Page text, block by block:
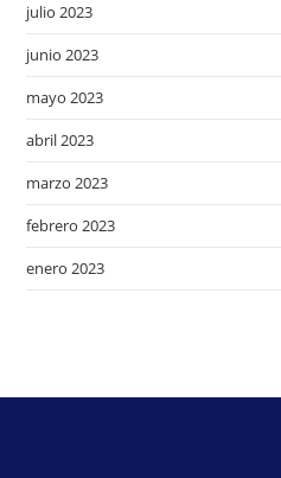
julio 2023
junio 2023
mayo 2023
abril 2023
marzo 2023
febrero 2023
enero 2023